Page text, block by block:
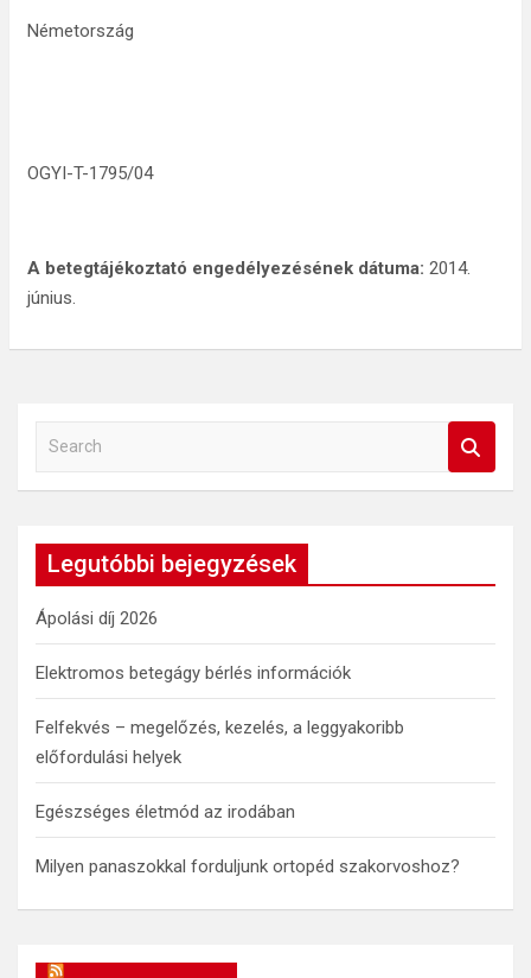
Németország
OGYI-T-1795/04
A betegtájékoztató engedélyezésének dátuma: 2014.
június.
a
h
Legutóbbi bejegyzések
Ápolási díj 2026
Elektromos betegágy bérlés információk
Felfekvés – megelőzés, kezelés, a leggyakoribb
előfordulási helyek
Egészséges életmód az irodában
Milyen panaszokkal forduljunk ortopéd szakorvoshoz?